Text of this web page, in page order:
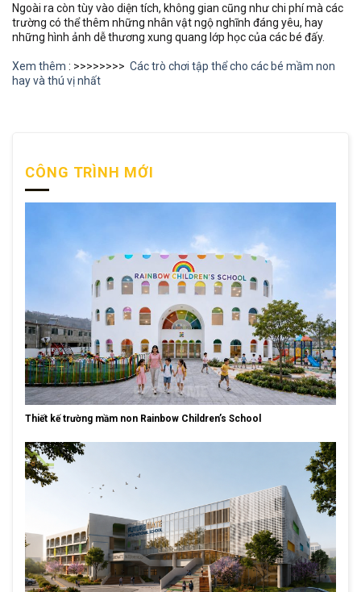
Ngoài ra còn tùy vào diện tích, không gian cũng như chi phí mà các
trường có thể thêm những nhân vật ngộ nghĩnh đáng yêu, hay
những hình ảnh dễ thương xung quang lớp học của các bé đấy.
Xem thêm : >>>>>>>> Các trò chơi tập thể cho các bé mầm non
hay và thú vị nhất
CÔNG TRÌNH MỚI
Thiết kế trường mầm non Rainbow Children’s School